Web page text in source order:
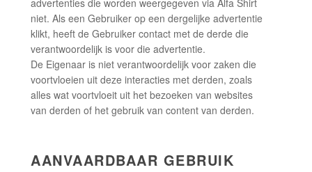
advertenties die worden weergegeven via Alfa Shirt
niet. Als een Gebruiker op een dergelijke advertentie
klikt, heeft de Gebruiker contact met de derde die
verantwoordelijk is voor die advertentie.
De Eigenaar is niet verantwoordelijk voor zaken die
voortvloeien uit deze interacties met derden, zoals
alles wat voortvloeit uit het bezoeken van websites
van derden of het gebruik van content van derden.
AANVAARDBAAR GEBRUIK